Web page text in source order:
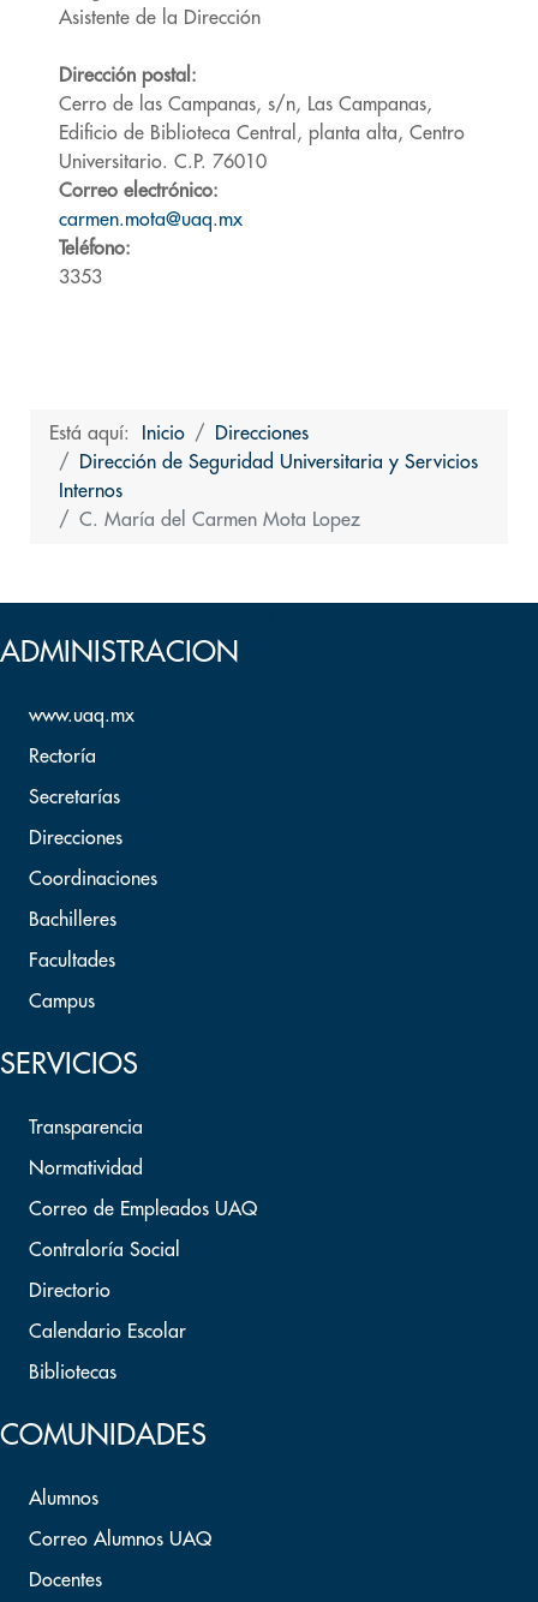
Asistente de la Dirección
Dirección postal:
Cerro de las Campanas, s/n, Las Campanas,
Edificio de Biblioteca Central, planta alta, Centro
Universitario. C.P. 76010
Correo electrónico:
carmen.mota@uaq.mx
Teléfono:
3353
Está aquí: Inicio
Direcciones
Dirección de Seguridad Universitaria y Servicios
Internos
C. María del Carmen Mota Lopez
ADMINISTRACION
www.uaq.mx
Rectoría
Secretarías
Direcciones
Coordinaciones
Bachilleres
Facultades
Campus
SERVICIOS
Transparencia
Normatividad
Correo de Empleados UAQ
Contraloría Social
Directorio
Calendario Escolar
Bibliotecas
COMUNIDADES
Alumnos
Correo Alumnos UAQ
Docentes